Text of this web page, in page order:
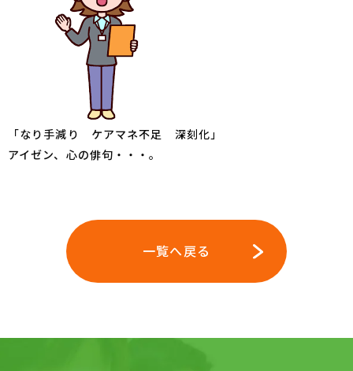
「なり手減り ケアマネ不足 深刻化」
アイゼン、心の俳句・・・。
一覧へ戻る